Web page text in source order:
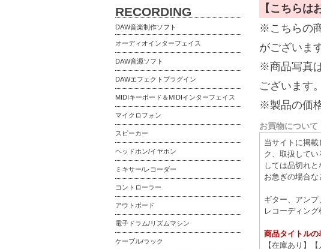
【こちらは
※こちらの
がございます
※商品写真
ございます。
※製品の価
お買物について
当サイトに掲
ク、取扱して
しては品切れ
お急ぎの場合
ギター、アン
レコーディン
商品タイトルの
【在庫あり】
RECORDING
DAW音楽制作ソフト
オーディオインターフェイス
DAW音源ソフト
DAWエフェクトプラグイン
MIDIキーボード＆MIDIインターフェイス
マイクロフォン
スピーカー
ヘッドホン/イヤホン
ミキサー/レコーダー
コントローラー
アウトボード
電子ドラム/リズムマシン
ケーブル/ラック